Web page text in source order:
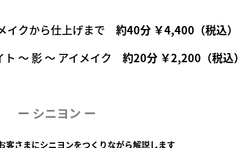
イクから仕上げまで 約40分 ￥4,400（税込）
～ 影 ～ アイメイク 約20分 ￥2,200（税込）
ー シニヨン ー
客さまにシニヨンをつくりながら解説します